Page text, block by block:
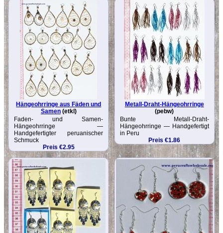
Hängeohrringe aus Fäden und
Samen(etkl)
Faden- und Samen-
Hängeohrringe —
Handgefertigter peruanischer
Schmuck
Preis €2.95
Metall-Draht-Hängeohrringe
(pebw)
Bunte Metall-Draht-
Hängeohrringe — Handgefertigt
in Peru
Preis €1.86